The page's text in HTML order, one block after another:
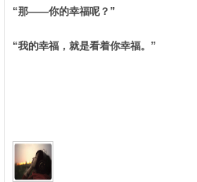
“那——你的幸福呢？” ­
“我的幸福，就是看着你幸福。”